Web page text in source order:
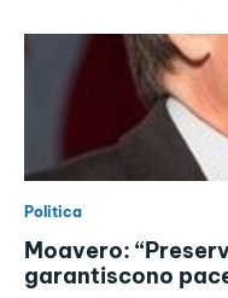
Politica
Moavero:
garantiscono